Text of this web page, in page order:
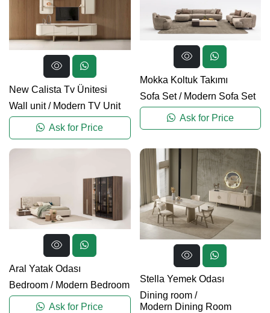
New Calista Tv Ünitesi
Wall unit/ Modern TV Unit
Ask for Price
Mokka Koltuk Takımı
Sofa Set/ Modern Sofa Set
Ask for Price
Aral Yatak Odası
Bedroom / Modern Bedroom
Ask for Price
Stella Yemek Odası
Dining room/
Modern Dining Room